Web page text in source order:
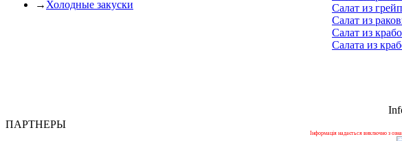
→ Холодные закуски
Салат из
Салат из
Салат из
Салата из
ПАРТНЕРЫ
Інформація надається виключно з